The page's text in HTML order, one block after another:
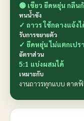
🟢 เขียว ยืดหยุ่น กลืน
ทนน้ำขัง
✓ ถาวร ใช้กลางแจ้งไ
รับการขยายตัว
✓ ยืดหยุ่น ไม่แตกเปร
อัตราส่วน
5:1 แบ่งผสมได้
เหมาะกับ
งานถาวรทุกแบบ ดาด